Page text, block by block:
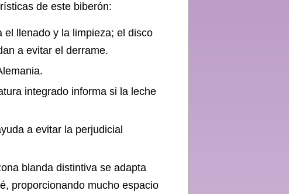
de este biberón:
el llenado y la limpieza; el disco
a evitar el derrame.
integrado informa si la leche
a evitar la perjudicial
blanda distintiva se adapta
proporcionando mucho espacio